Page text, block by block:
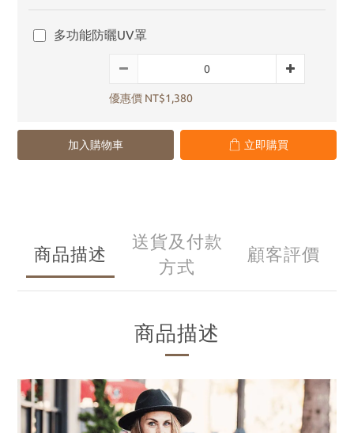
多功能防曬UV罩
優惠價 NT$1,380
加入購物車 立即購買
商品描述
送貨及付款
方式
顧客評價
商品描述